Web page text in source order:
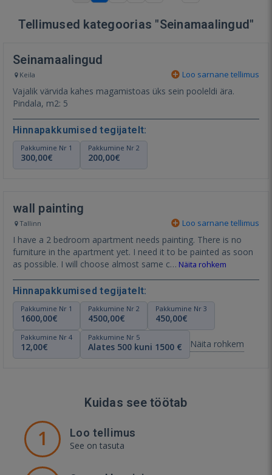
Tellimused kategoorias "Seinamaalingud"
Seinamaalingud
Keila Loo sarnane tellimus
Vajalik värvida kahes magamistoas üks sein pooleldi ära.
Pindala, m2: 5
Hinnapakkumised tegijatelt:
Pakkumine Nr 1
300,00€
Pakkumine Nr 2
200,00€
wall painting
Tallinn Loo sarnane tellimus
I have a 2 bedroom apartment needs painting. There is no
furniture in the apartment yet. I need it to be painted as soon
as possible. I will choose almost same c… Näita rohkem
Hinnapakkumised tegijatelt:
Pakkumine Nr 1
1600,00€
Pakkumine Nr 2
4500,00€
Pakkumine Nr 3
450,00€
Pakkumine Nr 4
12,00€
Pakkumine Nr 5
Alates 500 kuni 1500 € Näita rohkem
Kuidas see töötab
1 Loo tellimus
See on tasuta